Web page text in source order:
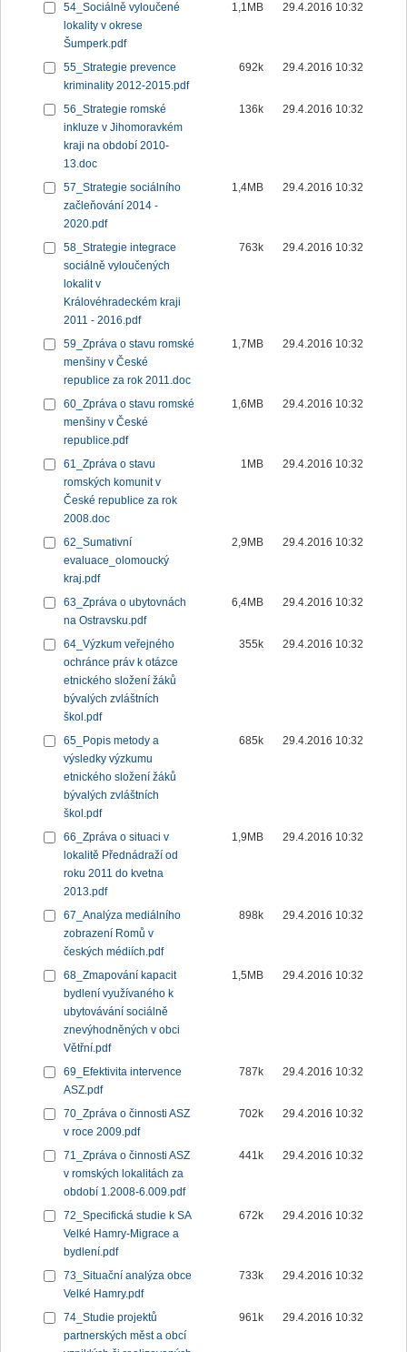
54_Sociálně vyloučené
lokality v okrese
Šumperk.pdf
1,1MB 29.4.2016 10:32
55_Strategie prevence
kriminality 2012-2015.pdf
692k 29.4.2016 10:32
56_Strategie romské
inkluze v Jihomoravkém
kraji na období 2010-
13.doc
136k 29.4.2016 10:32
57_Strategie sociálního
začleňování 2014 -
2020.pdf
1,4MB 29.4.2016 10:32
58_Strategie integrace
sociálně vyloučených
lokalit v
Královéhradeckém kraji
2011 - 2016.pdf
763k 29.4.2016 10:32
59_Zpráva o stavu romské
menšiny v České
republice za rok 2011.doc
1,7MB 29.4.2016 10:32
60_Zpráva o stavu romské
menšiny v České
republice.pdf
1,6MB 29.4.2016 10:32
61_Zpráva o stavu
romských komunit v
České republice za rok
2008.doc
1MB 29.4.2016 10:32
62_Sumativní
evaluace_olomoucký
kraj.pdf
2,9MB 29.4.2016 10:32
63_Zpráva o ubytovnách
na Ostravsku.pdf
6,4MB 29.4.2016 10:32
64_Výzkum veřejného
ochránce práv k otázce
etnického složení žáků
bývalých zvláštních
škol.pdf
355k 29.4.2016 10:32
65_Popis metody a
výsledky výzkumu
etnického složení žáků
bývalých zvláštních
škol.pdf
685k 29.4.2016 10:32
66_Zpráva o situaci v
lokalitě Přednádraží od
roku 2011 do kvetna
2013.pdf
1,9MB 29.4.2016 10:32
67_Analýza mediálního
zobrazení Romů v
českých médiích.pdf
898k 29.4.2016 10:32
68_Zmapování kapacit
bydlení využívaného k
ubytovávání sociálně
znevýhodněných v obci
Větřní.pdf
1,5MB 29.4.2016 10:32
69_Efektivita intervence
ASZ.pdf
787k 29.4.2016 10:32
70_Zpráva o činnosti ASZ
v roce 2009.pdf
702k 29.4.2016 10:32
71_Zpráva o činnosti ASZ
v romských lokalitách za
období 1.2008-6.009.pdf
441k 29.4.2016 10:32
72_Specifická studie k SA
Velké Hamry-Migrace a
bydlení.pdf
672k 29.4.2016 10:32
73_Situační analýza obce
Velké Hamry.pdf
733k 29.4.2016 10:32
74_Studie projektů
partnerských měst a obcí
961k 29.4.2016 10:32